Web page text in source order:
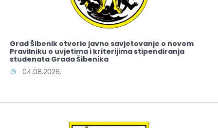
Grad Šibenik otvorio javno savjetovanje o novom
Pravilniku o uvjetima i kriterijima stipendiranja
studenata Grada Šibenika
04.08.2026.